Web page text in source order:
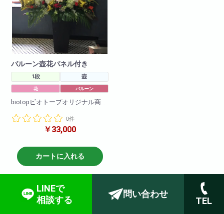
バルーン壺花パネル付き
1段 壺
花 バルーン
biotopビオトープオリジナル商
オリジナルのパネルを使用して
作成可能です!
を送っていただければ作成可能
です!
※画像の方が送られてきてからの
作成となりますのでご了承くだ
お届け日時の方は余裕をもって
ご注文の程よろしくお願い致し
0件
￥33,000
カートに入れる
LINEで
相談する
問い合わせ
TEL